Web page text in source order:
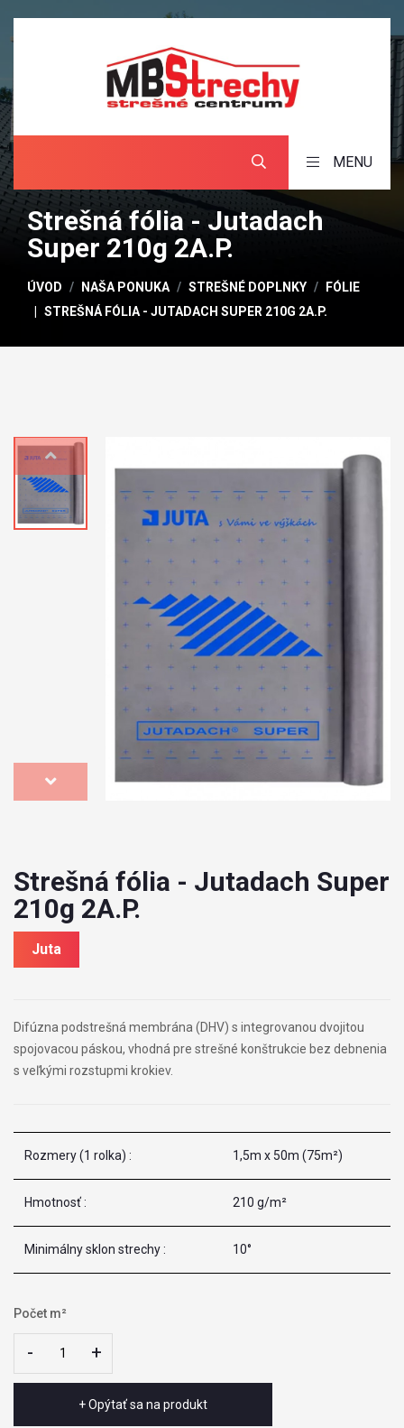
MENU
Strešná fólia - Jutadach
Super 210g 2A.P.
ÚVOD NAŠA PONUKA STREŠNÉ DOPLNKY
FÓLIE
STREŠNÁ FÓLIA - JUTADACH SUPER 210G 2A.P.
Strešná fólia - Jutadach Super
210g 2A.P.
Juta
Difúzna podstrešná membrána (DHV) s integrovanou dvojitou
spojovacou páskou, vhodná pre strešné konštrukcie bez debnenia
s veľkými rozstupmi krokiev.
Rozmery (1 rolka) : 1,5m x 50m (75m²)
Hmotnosť : 210 g/m²
Minimálny sklon strechy : 10°
Počet m²
- +
- +
+ Opýtať sa na produkt